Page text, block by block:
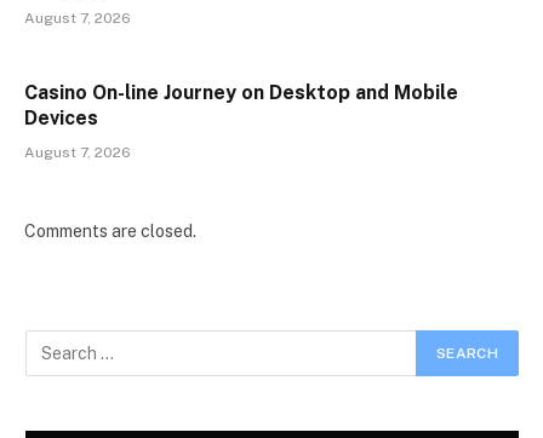
August 7, 2026
Casino On-line Journey on Desktop and Mobile
Devices
August 7, 2026
Comments are closed.